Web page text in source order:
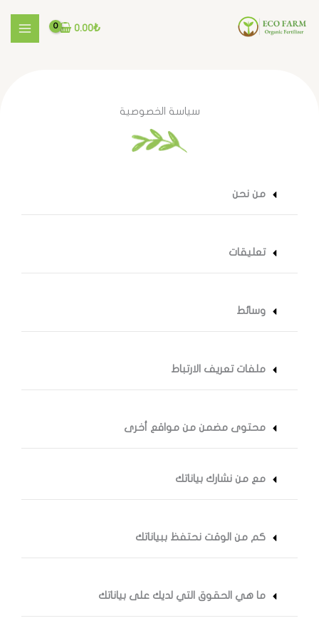
إلى
0.00₺
سياسة الخصوصية
من نحن
تعليقات
وسائط
ملفات تعريف الارتباط
محتوى مضمن من مواقع أخرى
مع من نشارك بياناتك
كم من الوقت نحتفظ ببياناتك
ما هي الحقوق التي لديك على بياناتك